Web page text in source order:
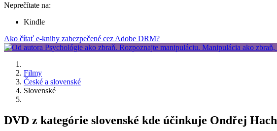
Neprečítate na:
Kindle
Ako čítať e-knihy zabezpečené cez Adobe DRM?
Filmy
České a slovenské
Slovenské
DVD z kategórie slovenské kde účinkuje Ondřej Hach